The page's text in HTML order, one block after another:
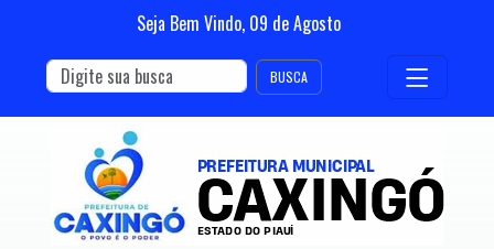
Seja Bem Vindo, 09 deAgosto
BUSCA